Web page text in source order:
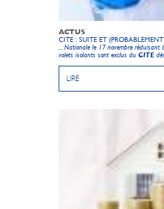
ACTUS
CITE : SUITE ET
... Nationale le 17 novembre réduisant
volets isolants sont exclus du CITE
LIRE